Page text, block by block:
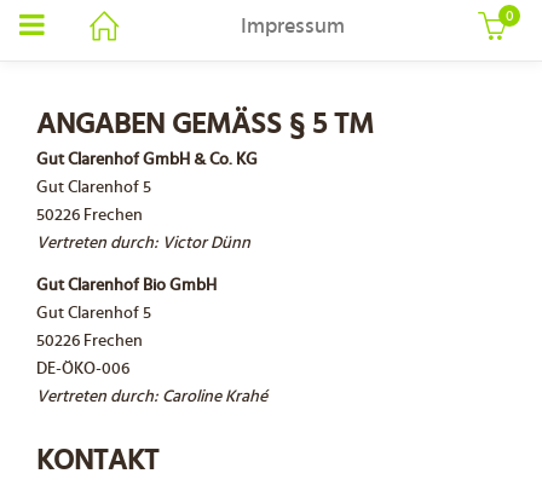
Impressum 0
ANGABEN GEMÄSS § 5 TM
Gut Clarenhof GmbH & Co. KG
Gut Clarenhof 5
50226 Frechen
Vertreten durch: Victor Dünn
Gut Clarenhof Bio GmbH
Gut Clarenhof 5
50226 Frechen
DE-ÖKO-006
Vertreten durch: Caroline Krahé
KONTAKT